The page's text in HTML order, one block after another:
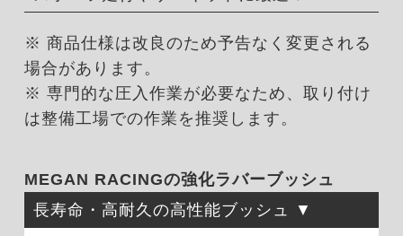
※ 商品仕様は改良のため予告なく変更される
場合があります。
※ 専門的な圧入作業が必要なため、取り付け
は整備工場での作業を推奨します。
MEGAN RACINGの強化ラバーブッシュ
長寿命・高耐久の高性能ブッシュ